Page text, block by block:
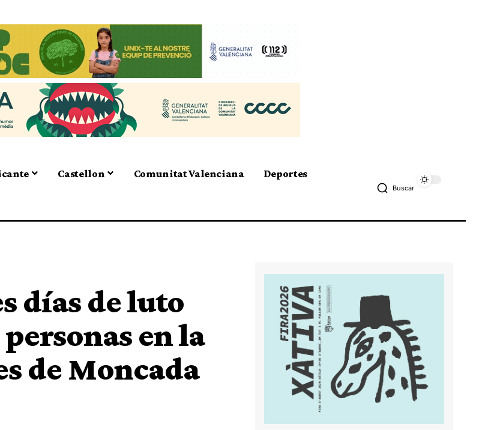
Castellon Comunitat Valenciana Deportes
Buscar
días de luto
en la
de Moncada